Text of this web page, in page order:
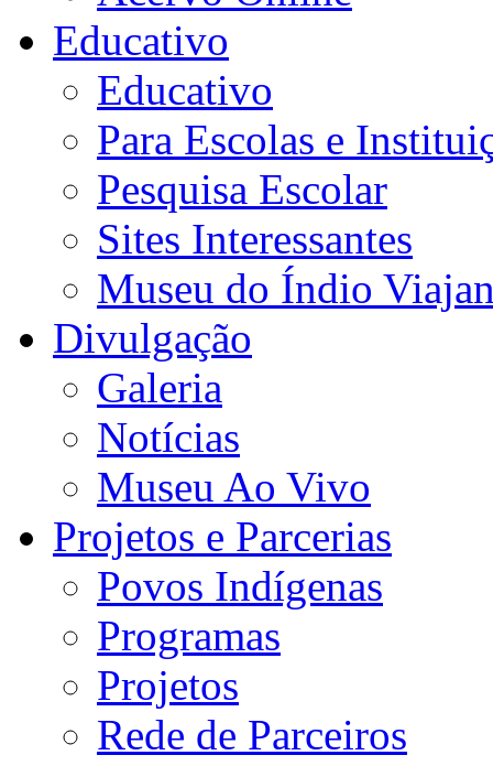
Educativo
Educativo
Para Escolas e
Pesquisa Escolar
Sites Interessantes
Museu do Índio
Divulgação
Galeria
Notícias
Museu Ao Vivo
Projetos e Parcerias
Povos Indígenas
Programas
Projetos
Rede de Parceiros